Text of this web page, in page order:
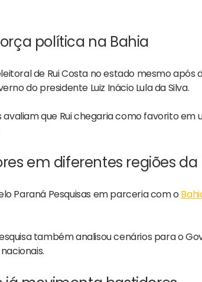
política na Bahia
de Rui Costa no estado mesmo após
do presidente Luiz Inácio Lula da Silva.
que Rui chegaria como favorito em
em diferentes regiões da
Paraná Pesquisas em parceria com o
também analisou cenários para o